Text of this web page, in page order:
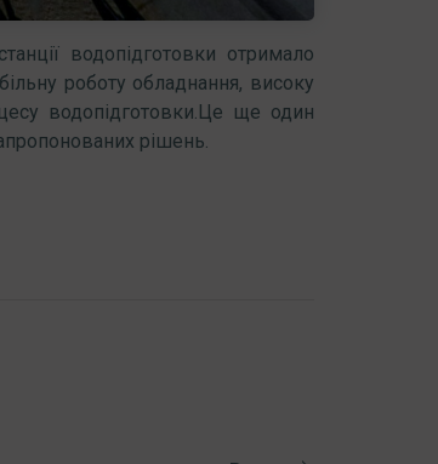
водопідготовки отримало
роботу обладнання, високу
водопідготовки.Це ще один
рішень.